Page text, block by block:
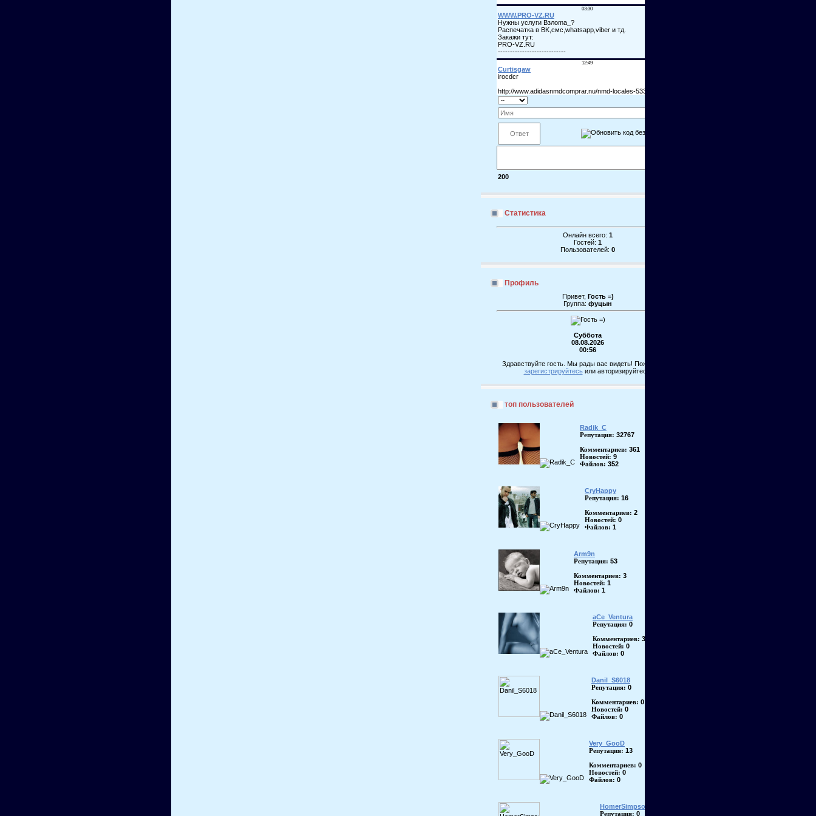
200
Статистика
Онлайн всего: 1
Гостей: 1
Пользователей: 0
Профиль
Привет, Гость =)
Группа: фуцын
Суббота
08.08.2026
00:56
Здравствуйте гость. Мы рады вас видеть! Пожалуйста,
зарегистрируйтесьили авторизируйтесь!
топ пользователей
Radik_C
Репутация: 32767
Комментариев: 361
Новостей: 9
Файлов: 352
CryHappy
Репутация: 16
Комментариев: 2
Новостей: 0
Файлов: 1
Arm9n
Репутация: 53
Комментариев: 3
Новостей: 1
Файлов: 1
aCe_Ventura
Репутация: 0
Комментариев: 3
Новостей: 0
Файлов: 0
Danil_S6018
Репутация: 0
Комментариев: 0
Новостей: 0
Файлов: 0
Very_GooD
Репутация: 13
Комментариев: 0
Новостей: 0
Файлов: 0
HomerSimpson
Репутация: 0